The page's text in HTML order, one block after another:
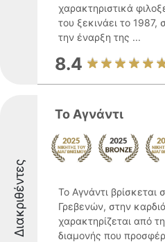
χαρακτηριστικά
του ξεκινάει το 1987,
την έναρξη της ...
8.4
Διακριθέντες
Το Αγνάντι
Το Αγνάντι βρίσκεται
Γρεβενών, στην
χαρακτηρίζεται από
διαμονής που